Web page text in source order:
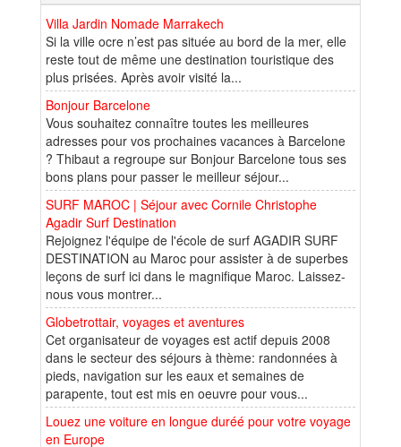
Villa Jardin Nomade Marrakech
Si la ville ocre n’est pas située au bord de la mer, elle
reste tout de même une destination touristique des
plus prisées. Après avoir visité la...
Bonjour Barcelone
Vous souhaitez connaître toutes les meilleures
adresses pour vos prochaines vacances à Barcelone
? Thibaut a regroupe sur Bonjour Barcelone tous ses
bons plans pour passer le meilleur séjour...
SURF MAROC | Séjour avec Cornile Christophe
Agadir Surf Destination
Rejoignez l'équipe de l'école de surf AGADIR SURF
DESTINATION au Maroc pour assister à de superbes
leçons de surf ici dans le magnifique Maroc. Laissez-
nous vous montrer...
Globetrottair, voyages et aventures
Cet organisateur de voyages est actif depuis 2008
dans le secteur des séjours à thème: randonnées à
pieds, navigation sur les eaux et semaines de
parapente, tout est mis en oeuvre pour vous...
Louez une voiture en longue duréé pour votre voyage
en Europe